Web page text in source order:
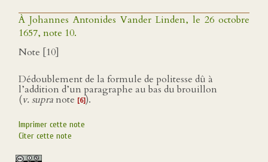
À Johannes Antonides Vander Linden, le 26 octobre
1657, note 10.
Note [10]
Dédoublement de la formule de politesse dû à
l’addition d’un paragraphe au bas du brouillon
(v. supra note [6]).
Imprimer cette note
Citer cette note